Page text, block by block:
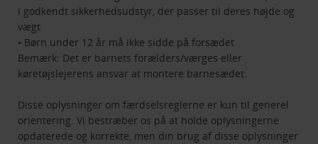
i godkendt sikkerhedsudstyr, der passer til deres højde og
vægt
• Børn under 12 år må ikke sidde på forsædet
Bemærk: Det er barnets forælders/værges eller
køretøjslejerens ansvar at montere barnesædet.
Disse oplysninger om færdselsreglerne er kun til generel
orientering. Vi bestræber os på at holde oplysningerne
opdaterede og korrekte, men din brug af disse oplysninger